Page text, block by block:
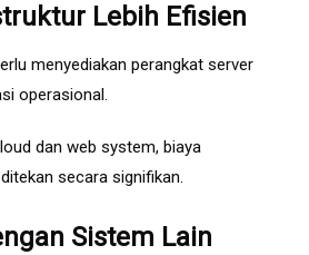
Lebih Efisien
menyediakan perangkat server
operasional.
dan web system, biaya
secara signifikan.
Sistem Lain